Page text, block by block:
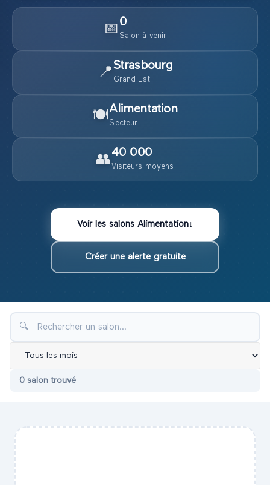
📅 0
Salon à venir
📍Strasbourg
Grand Est
🍽️Alimentation
Secteur
👥40 000
Visiteurs moyens
Voir les salons Alimentation↓
Créer une alerte gratuite
🔍
0 salon trouvé